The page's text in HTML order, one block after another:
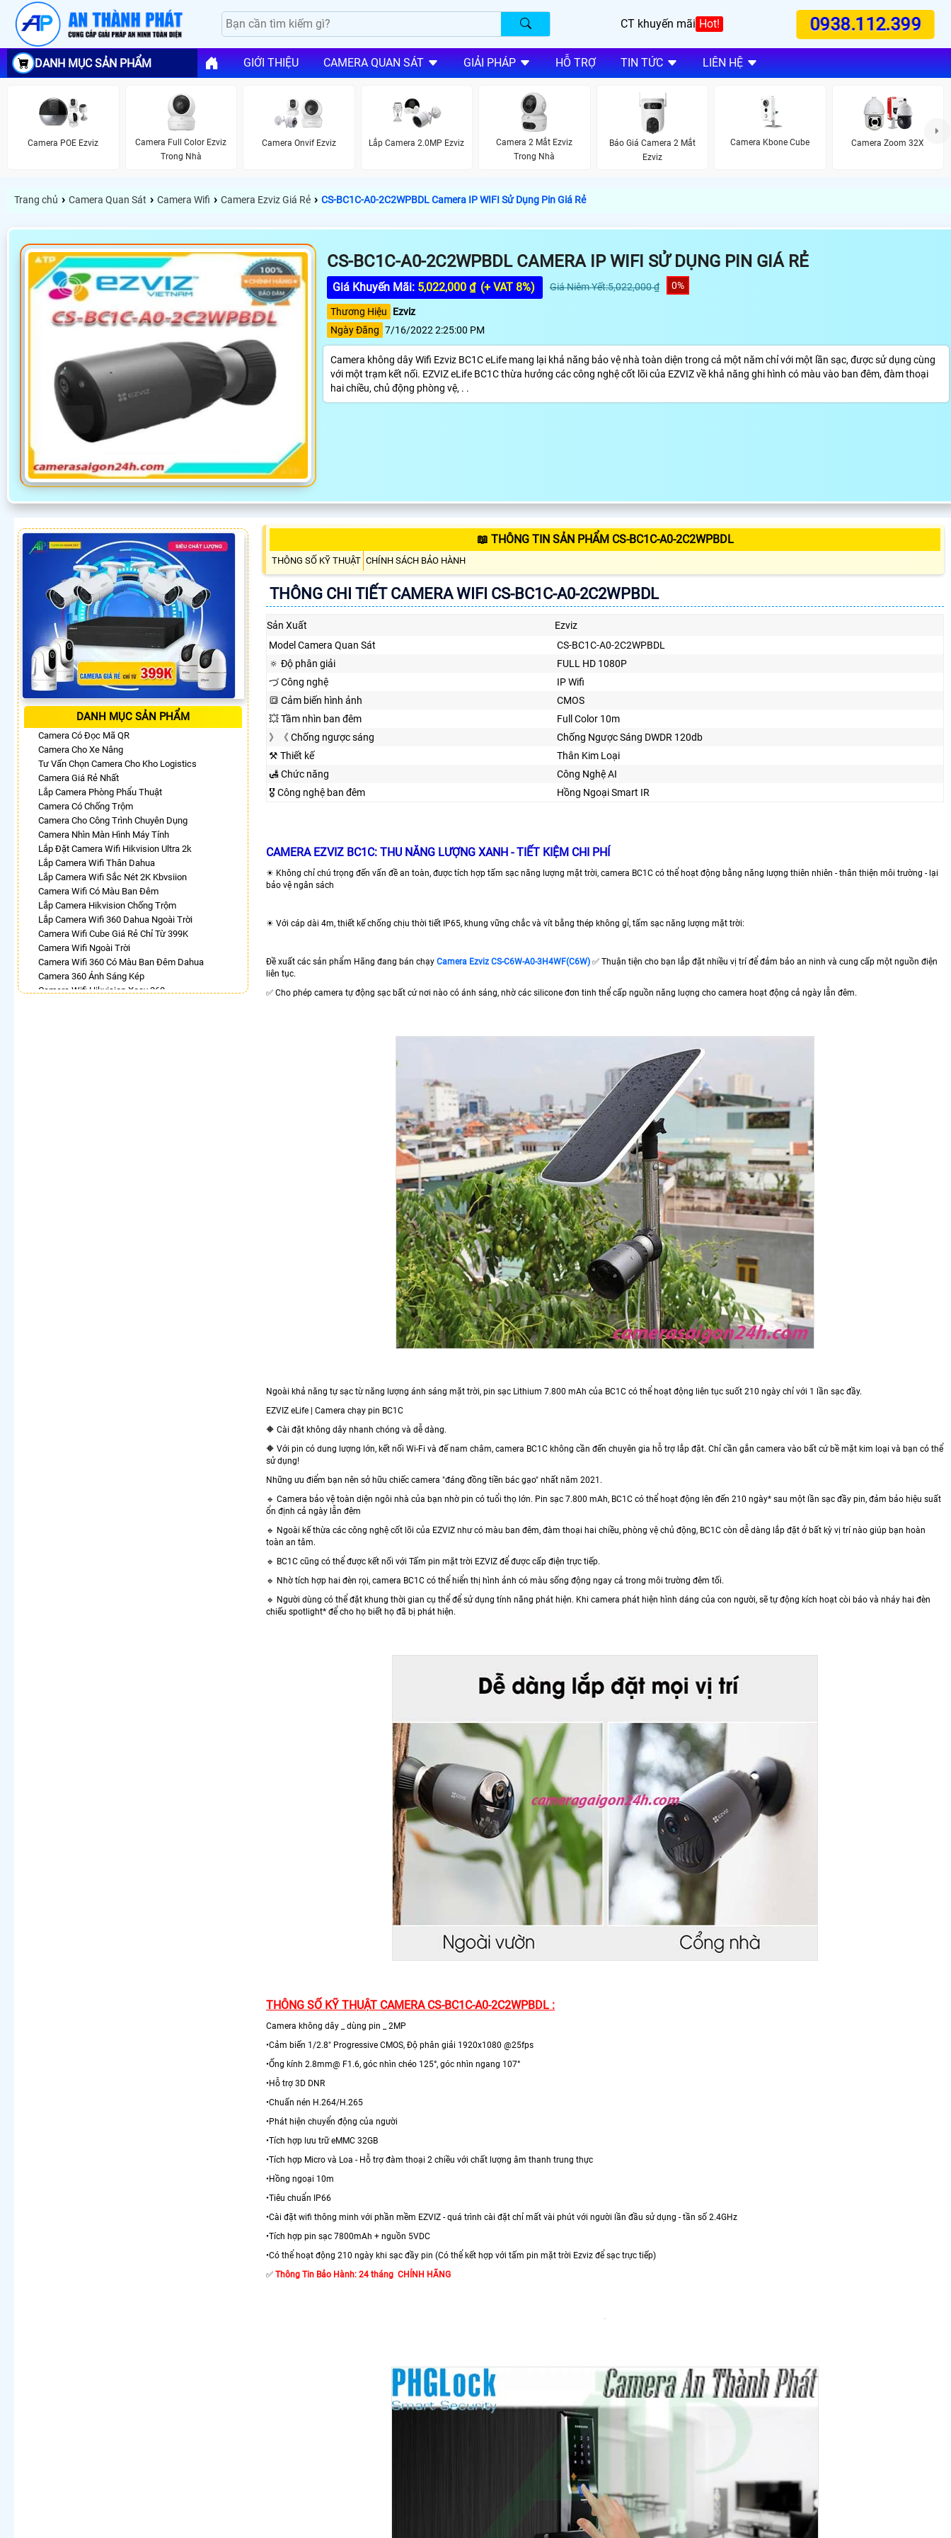
CT khuyến mãi Hot! 0938.112.399
DANH MỤC SẢN PHẨM GIỚI THIỆU CAMERA QUAN SÁT GIẢI PHÁP HỖ TRỢ TIN TỨC LIÊN HỆ
Camera POE Ezviz
Camera Full Color Ezviz
Trong Nhà
Camera Onvif Ezviz Lắp Camera 2.0MP Ezviz
Camera 2 Mắt Ezviz
Trong Nhà
Báo Giá Camera 2 Mắt
Ezviz
Camera Kbone Cube Camera Zoom 32X
Trang chủ › Camera Quan Sát › Camera Wifi › Camera Ezviz Giá Rẻ › CS-BC1C-A0-2C2WPBDL Camera IP WIFI Sử Dụng Pin Giá Rẻ
CS-BC1C-A0-2C2WPBDL CAMERA IP WIFI SỬ DỤNG PIN GIÁ RẺ
Giá Khuyến Mãi: 5,022,000 ₫ (+ VAT 8%) Giá Niêm Yết:5,022,000 ₫ 0%
Thương Hiệu
Ezviz
Ngày Đăng 7/16/2022 2:25:00 PM
Camera không dây Wifi Ezviz BC1C eLife mang lại khả năng bảo vệ nhà toàn diện trong cả một năm chỉ với một lần sạc, được sử dụng cùng
với một trạm kết nối. EZVIZ eLife BC1C thừa hưởng các công nghệ cốt lõi của EZVIZ về khả năng ghi hình có màu vào ban đêm, đàm thoại
hai chiều, chủ động phòng vệ, . .
DANH MỤC SẢN PHẨM
Camera Có Đọc Mã QR
Camera Cho Xe Nâng
Tư Vấn Chọn Camera Cho Kho Logistics
Camera Giá Rẻ Nhất
Lắp Camera Phòng Phẩu Thuật
Camera Có Chống Trộm
Camera Cho Công Trình Chuyên Dụng
Camera Nhìn Màn Hình Máy Tính
Lắp Đặt Camera Wifi Hikvision Ultra 2k
Lắp Camera Wifi Thân Dahua
Lắp Camera Wifi Sắc Nét 2K Kbvsiion
Camera Wifi Có Màu Ban Đêm
Lắp Camera Hikvision Chống Trộm
Lắp Camera Wifi 360 Dahua Ngoài Trời
Camera Wifi Cube Giá Rẻ Chỉ Từ 399K
Camera Wifi Ngoài Trời
Camera Wifi 360 Có Màu Ban Đêm Dahua
Camera 360 Ánh Sáng Kép
Camera Wifi Hikvision Xoay 360
📖 THÔNG TIN SẢN PHẨM CS-BC1C-A0-2C2WPBDL
THÔNG SỐ KỸ THUẬT CHÍNH SÁCH BẢO HÀNH
THÔNG CHI TIẾT CAMERA WIFI CS-BC1C-A0-2C2WPBDL
Sản Xuất
Ezviz
Model Camera Quan Sát
CS-BC1C-A0-2C2WPBDL
🔅 Độ phân giải
FULL HD 1080P
づ Công nghệ
IP Wifi
🔳 Cảm biến hình ảnh
CMOS
💥 Tầm nhìn ban đêm
Full Color 10m
》《 Chống ngược sáng
Chống Ngược Sáng DWDR 120db
⚒ Thiết kế
Thân Kim Loại
🛃 Chức năng
Công Nghệ AI
🎖️ Công nghệ ban đêm
Hồng Ngoại Smart IR
⁣CAMERA EZVIZ BC1C: THU NĂNG LƯỢNG XANH - TIẾT KIỆM CHI PHÍ
☀ Không chỉ chú trọng đến vấn đề an toàn, được tích hợp tấm sạc năng lượng mặt trời, camera BC1C có thể hoạt động bằng năng lượng thiên nhiên - thân thiện môi trường - lại
bảo vệ ngân sách
☀ Với cáp dài 4m, thiết kế chống chịu thời tiết IP65, khung vững chắc và vít bằng thép không gỉ, tấm sạc năng lượng mặt trời:
Đề xuất các sản phẩm Hãng đang bán chạy Camera Ezviz CS-C6W-A0-3H4WF(C6W) ✅ Thuận tiện cho bạn lắp đặt nhiều vị trí để đảm bảo an ninh và cung cấp một nguồn điện
liên tục.
⁣✅ Cho phép camera tự động sạc bất cứ nơi nào có ánh sáng, nhờ các silicone đơn tinh thể cấp nguồn năng luợng cho camera hoạt động cả ngày lẫn đêm.⁣
Ngoài khả năng tự sạc từ năng lượng ánh sáng mặt trời, pin sạc Lithium 7.800 mAh của BC1C có thể hoạt động liên tục suốt 210 ngày chỉ với 1 lần sạc đầy.
EZVIZ eLife | Camera chạy pin BC1C
🔶 Cài đặt không dây nhanh chóng và dễ dàng.
🔶 Với pin có dung lượng lớn, kết nối Wi-Fi và đế nam châm, camera BC1C không cần đến chuyên gia hỗ trợ lắp đặt. Chỉ cần gắn camera vào bất cứ bề mặt kim loại và bạn có thể
sử dụng!
Những ưu điểm bạn nên sở hữu chiếc camera "đáng đồng tiền bác gạo" nhất năm 2021.
🔹 Camera bảo vệ toàn diện ngôi nhà của bạn nhờ pin có tuổi thọ lớn. Pin sạc 7.800 mAh, BC1C có thể hoạt động lên đến 210 ngày* sau một lần sạc đầy pin, đảm bảo hiệu suất
ổn định cả ngày lẫn đêm
🔹 Ngoài kế thừa các công nghệ cốt lõi của EZVIZ như có màu ban đêm, đàm thoại hai chiều, phòng vệ chủ động, BC1C còn dễ dàng lắp đặt ở bất kỳ vị trí nào giúp bạn hoàn
toàn an tâm.
🔹 BC1C cũng có thể được kết nối với Tấm pin mặt trời EZVIZ để được cấp điện trực tiếp.
🔹 Nhờ tích hợp hai đèn rọi, camera BC1C có thể hiển thị hình ảnh có màu sống động ngay cả trong môi trường đêm tối.
🔹 Người dùng có thể đặt khung thời gian cụ thể để sử dụng tính năng phát hiện. Khi camera phát hiện hình dáng của con người, sẽ tự động kích hoạt còi báo và nháy hai đèn
chiếu spotlight* để cho họ biết họ đã bị phát hiện.
THÔNG SỐ KỸ THUẬT CAMERA CS-BC1C-A0-2C2WPBDL :
Camera không dây _ dùng pin _ 2MP
•Cảm biến 1/2.8" Progressive CMOS, Độ phân giải 1920x1080 @25fps
•Ống kính 2.8mm@ F1.6, góc nhìn chéo 125°, góc nhìn ngang 107°
•Hỗ trợ 3D DNR
•Chuấn nén H.264/H.265
•Phát hiện chuyển động của người
•Tích hợp lưu trữ eMMC 32GB
•Tích hợp Micro và Loa - Hỗ trợ đàm thoại 2 chiều với chất lượng âm thanh trung thực
•Hồng ngoại 10m
•Tiêu chuẩn IP66
•Cài đặt wifi thông minh với phần mềm EZVIZ - quá trình cài đặt chỉ mất vài phút với người lần đầu sử dụng - tần số 2.4GHz
•Tích hợp pin sạc 7800mAh + nguồn 5VDC
•Có thể hoạt động 210 ngày khi sạc đầy pin (Có thể kết hợp với tấm pin mặt trời Ezviz để sạc trực tiếp)
✅ Thông Tin Bảo Hành: 24 tháng CHÍNH HÃNG